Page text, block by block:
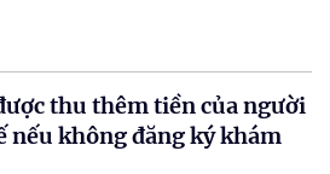
thu thêm tiền của người
nếu không đăng ký khám